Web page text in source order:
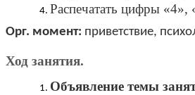
Распечатать цифры «4»,
Орг. момент: приветствие,
Ход занятия.
Объявление темы